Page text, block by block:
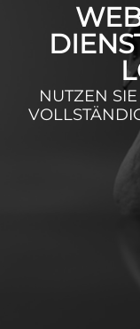
NUTZEN